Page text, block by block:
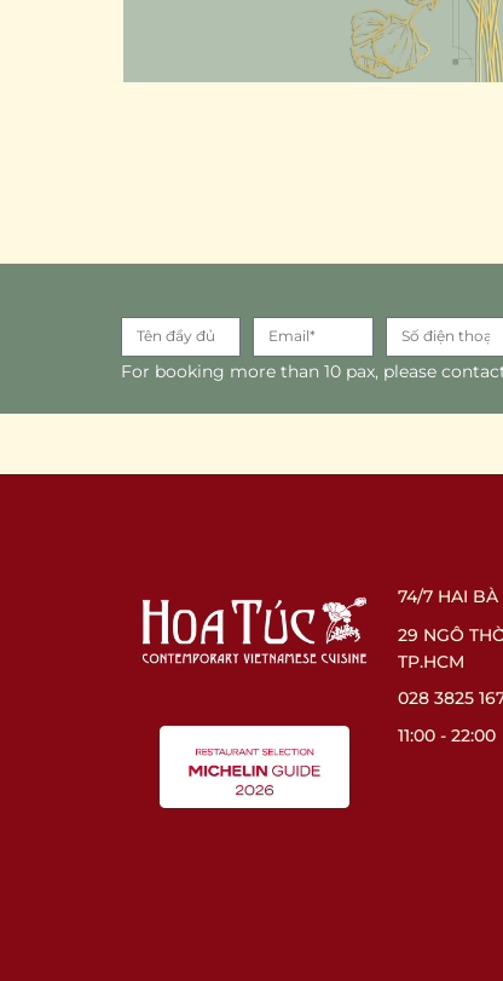
For booking more than 10 pax, please
74/7 HAI BÀ
29 NGÔ
TP.HCM
028 3825
11:00 - 22:00